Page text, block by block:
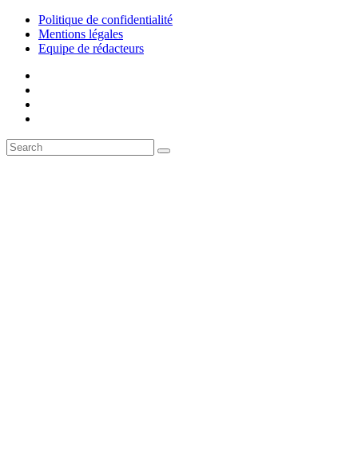
Politique de confidentialité
Mentions légales
Equipe de rédacteurs